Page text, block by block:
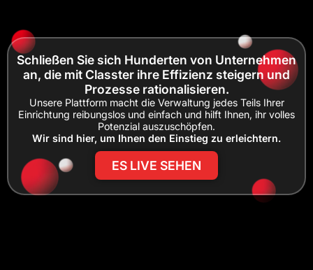
Schließen Sie sich Hunderten von Unternehmen
an, die mit Classter ihre Effizienz steigern und
Prozesse rationalisieren.
Unsere Plattform macht die Verwaltung jedes Teils Ihrer
Einrichtung reibungslos und einfach und hilft Ihnen, ihr volles
Potenzial auszuschöpfen.
Wir sind hier, um Ihnen den Einstieg zu erleichtern.
ES LIVE SEHEN